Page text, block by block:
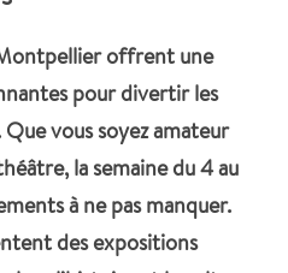
offrent une
pour divertir les
vous soyez amateur
la semaine du 4 au
à ne pas manquer.
des expositions